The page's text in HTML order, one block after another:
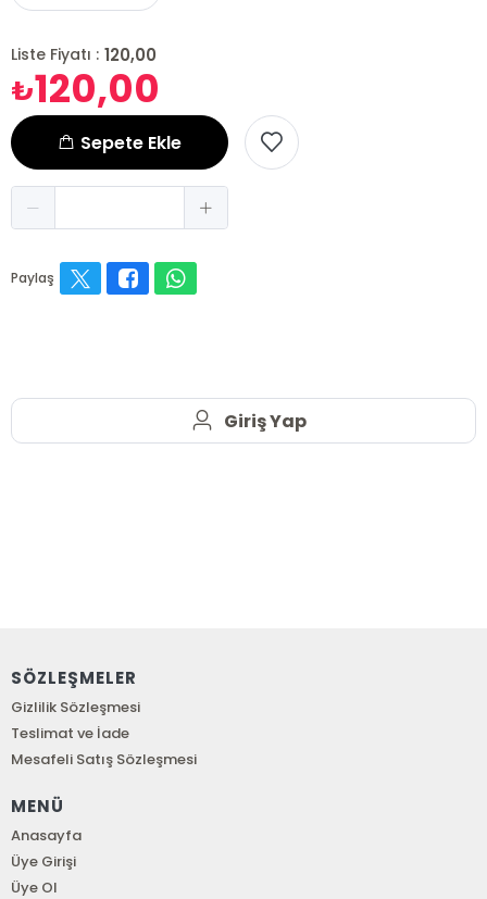
Liste Fiyatı : 120,00
₺120,00
Sepete Ekle
Paylaş
Giriş Yap
SÖZLEŞMELER
Gizlilik Sözleşmesi
Teslimat ve İade
Mesafeli Satış Sözleşmesi
MENÜ
Anasayfa
Üye Girişi
Üye Ol